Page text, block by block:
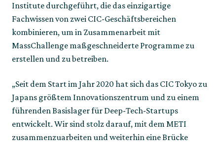
Institute durchgeführt, die das einzigartige
Fachwissen von zwei CIC-Geschäftsbereichen
kombinieren, um in Zusammenarbeit mit
MassChallenge maßgeschneiderte Programme zu
erstellen und zu betreiben.
„Seit dem Start im Jahr 2020 hat sich das CIC Tokyo zu
Japans größtem Innovationszentrum und zu einem
führenden Basislager für Deep-Tech-Startups
entwickelt. Wir sind stolz darauf, mit dem METI
zusammenzuarbeiten und weiterhin eine Brücke